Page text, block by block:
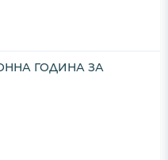
ГОДИНА ЗА